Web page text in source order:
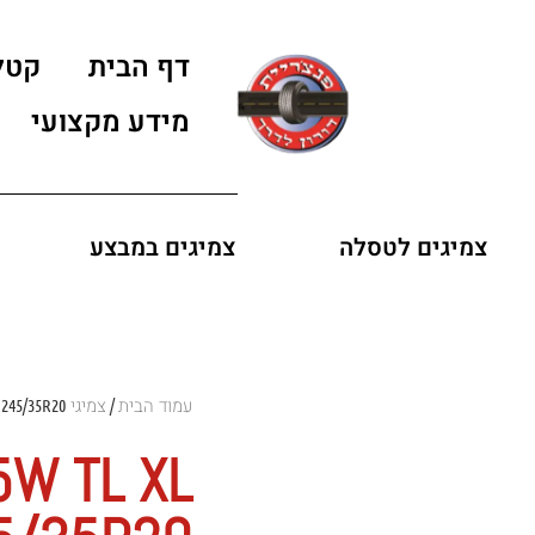
דף הבית
מידע מקצועי
צמיגים לטסלה צמיגים במבצע
עמוד הבית/ צמיגי LANDSAIL 35R20
TL XL